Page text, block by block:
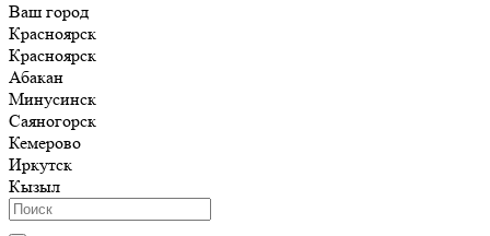
Ваш город
Красноярск
Красноярск
Абакан
Минусинск
Саяногорск
Кемерово
Иркутск
Кызыл